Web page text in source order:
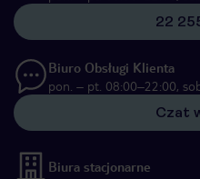
22
Biuro Obsługi Klienta
pon. – pt. 08:00–22:00,
Czat
Biura stacjonarne